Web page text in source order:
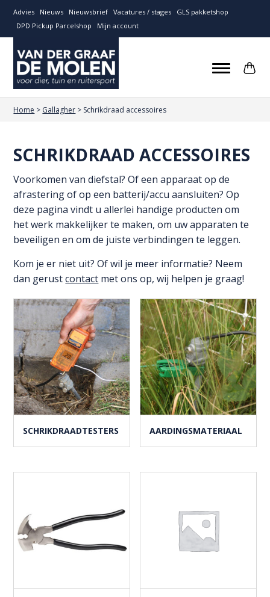
Advies Nieuws Nieuwsbrief Vacatures / stages
GLS pakketshop
DPD Pickup Parcelshop
Mijn account
Home > Gallagher > Schrikdraad accessoires
SCHRIKDRAAD ACCESSOIRES
Voorkomen van diefstal? Of een apparaat op de
afrastering of op een batterij/accu aansluiten? Op
deze pagina vindt u allerlei handige producten om
het werk makkelijker te maken, om uw apparaten te
beveiligen en om de juiste verbindingen te leggen.
Kom je er niet uit? Of wil je meer informatie? Neem
dan gerustcontact met ons op, wij helpen je graag!
SCHRIKDRAADTESTERS AARDINGSMATERIAAL